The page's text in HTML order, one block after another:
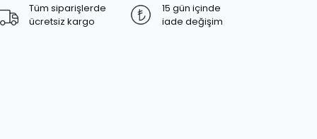
Tüm siparişlerde
ücretsiz kargo
15 gün içinde
iade değişim